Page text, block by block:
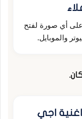
أي صورة لفتح
والموبايل.
اجي